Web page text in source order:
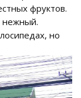
фруктов.
нежный.
но